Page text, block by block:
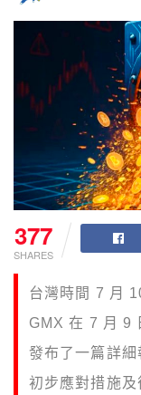
377
SHARES
台灣時間 7 月
GMX 在 7 月 9
發布了一篇詳細
初步應對措施及